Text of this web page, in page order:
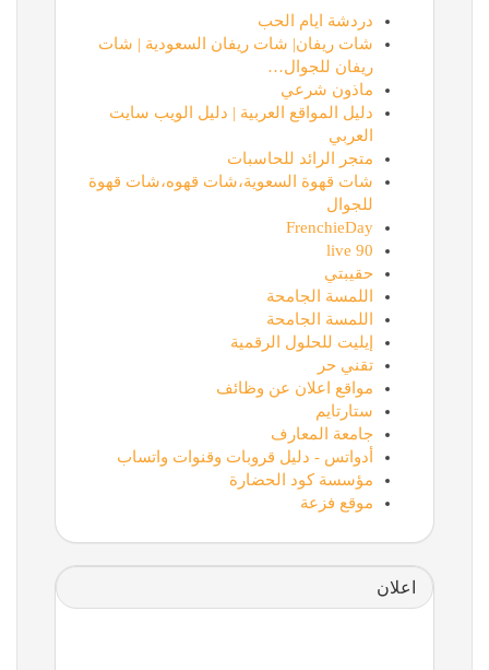
دردشة ايام الحب
شات ريفان| شات ريفان السعودية | شات
ريفان للجوال…
ماذون شرعي
دليل المواقع العربية | دليل الويب سايت
العربي
متجر الرائد للحاسبات
شات قهوة السعوية،شات قهوه،شات قهوة
للجوال
FrenchieDay
90 live
حقيبتي
اللمسة الجامحة
اللمسة الجامحة
إيليت للحلول الرقمية
تقني حر
مواقع اعلان عن وظائف
ستارتايم
جامعة المعارف
أدواتس - دليل قروبات وقنوات واتساب
مؤسسة كود الحضارة
موقع فزعة
اعلان